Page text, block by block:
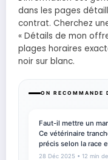
dans les pages
contrat. Cherchez
« Détails de mon
plages horaires
noir sur blanc.
ON RECOMMANDE
Faut-il mettre un
Ce vétérinaire
précis selon la race
28 Déc 2025 • 12 min